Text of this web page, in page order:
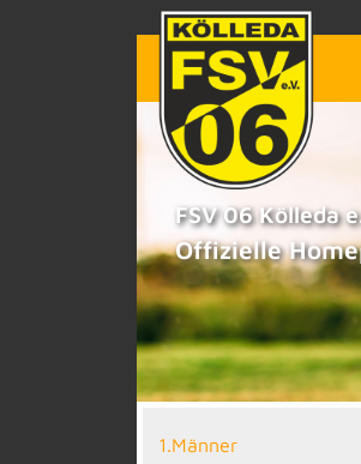
FSV 06 Kölleda
Offizielle
1.Männer